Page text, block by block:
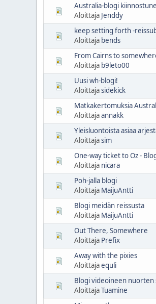
Australia-blogi
Aloittaja Jenddy
keep setting forth -
Aloittaja bends
From Cairns to
Aloittaja b9leto00
Uusi wh-blogi!
Aloittajasidekick
Matkakertomuksia
Aloittajaannakk
Yleisluontoista asiaa
Aloittajasim
One-way ticket to Oz -
Aloittaja nicara
Poh-jalla blogi
Aloittaja MaijuAntti
Blogi meidän reissusta
Aloittaja MaijuAntti
Out There, Somewhere
Aloittaja Prefix
Away with the pixies
Aloittajaequli
Blogi videoineen nuorten
AloittajaTuamine